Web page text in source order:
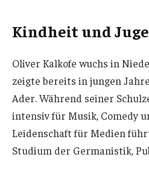
Kindheit und
Oliver Kalkofe wuchs in
zeigte bereits in jungen
Ader. Während seiner
intensiv für Musik, Comedy
Leidenschaft für Medien
Studium der Germanistik,